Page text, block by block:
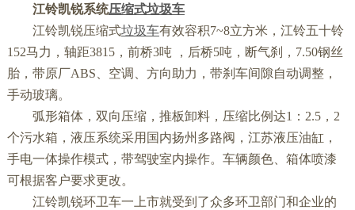
江铃凯锐系统压缩式垃圾车
江铃凯锐压缩式垃圾车有效容积7~8立方米，江铃五十铃
152马力，轴距3815，前桥3吨 ，后桥5吨，断气刹，7.50钢丝
胎，带原厂ABS、空调、方向助力，带刹车间隙自动调整，
手动玻璃。
弧形箱体，双向压缩，推板卸料，压缩比例达1：2.5，2
个污水箱，液压系统采用国内扬州多路阀，江苏液压油缸，
手电一体操作模式，带驾驶室内操作。车辆颜色、箱体喷漆
可根据客户要求更改。
江铃凯锐环卫车一上市就受到了众多环卫部门和企业的